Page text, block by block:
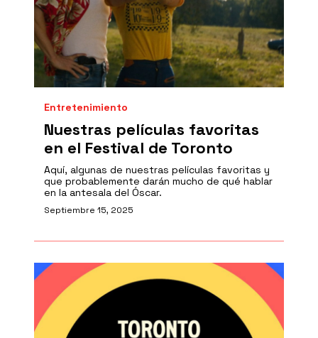
Entretenimiento
Nuestras películas favoritas
en el Festival de Toronto
Aquí, algunas de nuestras películas favoritas y
que probablemente darán mucho de qué hablar
en la antesala del Óscar.
Septiembre 15, 2025